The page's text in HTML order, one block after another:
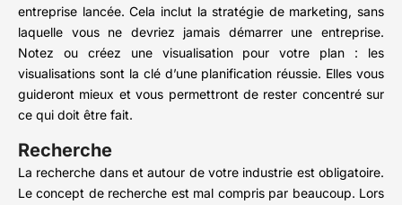
entreprise lancée. Cela inclut la stratégie de marketing, sans
laquelle vous ne devriez jamais démarrer une entreprise.
Notez ou créez une visualisation pour votre plan : les
visualisations sont la clé d’une planification réussie. Elles vous
guideront mieux et vous permettront de rester concentré sur
ce qui doit être fait.
Recherche
La recherche dans et autour de votre industrie est obligatoire.
Le concept de recherche est mal compris par beaucoup. Lors